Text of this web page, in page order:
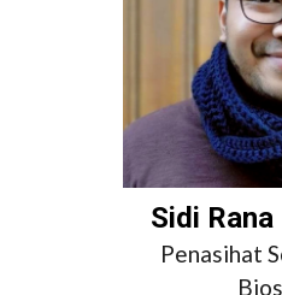
Sidi
Penasihat